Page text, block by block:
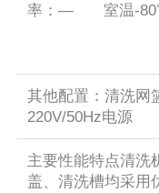
率：—
室温-
其他配置：清洗网
220V/50Hz电源
主要性能特点清洗
盖、清洗槽均采用